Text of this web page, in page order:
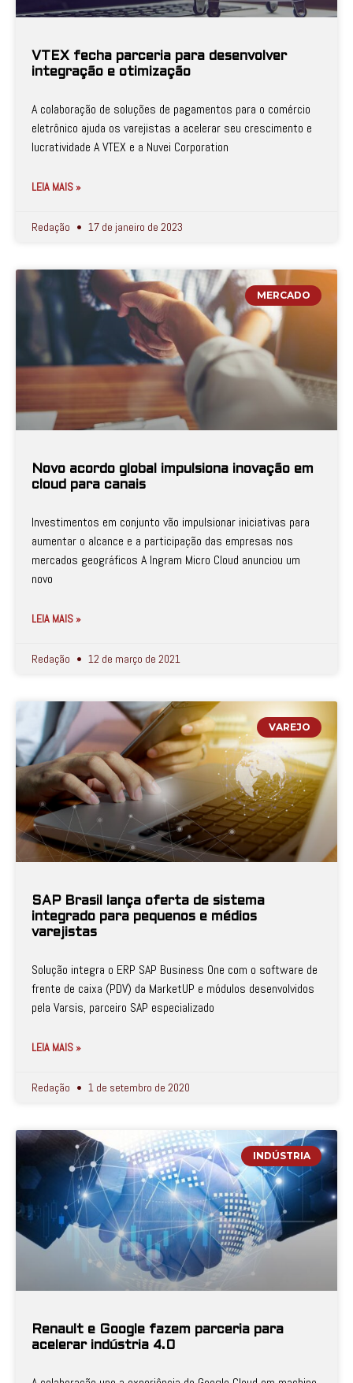
VTEX fecha parceria para desenvolver
integração e otimização
A colaboração de soluções de pagamentos para o comércio
eletrônico ajuda os varejistas a acelerar seu crescimento e
lucratividade A VTEX e a Nuvei Corporation
LEIA MAIS »
Redação 17 de janeiro de 2023
MERCADO
Novo acordo global impulsiona inovação em
cloud para canais
Investimentos em conjunto vão impulsionar iniciativas para
aumentar o alcance e a participação das empresas nos
mercados geográficos A Ingram Micro Cloud anunciou um
novo
LEIA MAIS »
Redação 12 de março de 2021
VAREJO
SAP Brasil lança oferta de sistema
integrado para pequenos e médios
varejistas
Solução integra o ERP SAP Business One com o software de
frente de caixa (PDV) da MarketUP e módulos desenvolvidos
pela Varsis, parceiro SAP especializado
LEIA MAIS »
Redação 1 de setembro de 2020
INDÚSTRIA
Renault e Google fazem parceria para
acelerar indústria 4.0